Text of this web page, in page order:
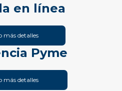
en línea
más detalles
Pyme
más detalles